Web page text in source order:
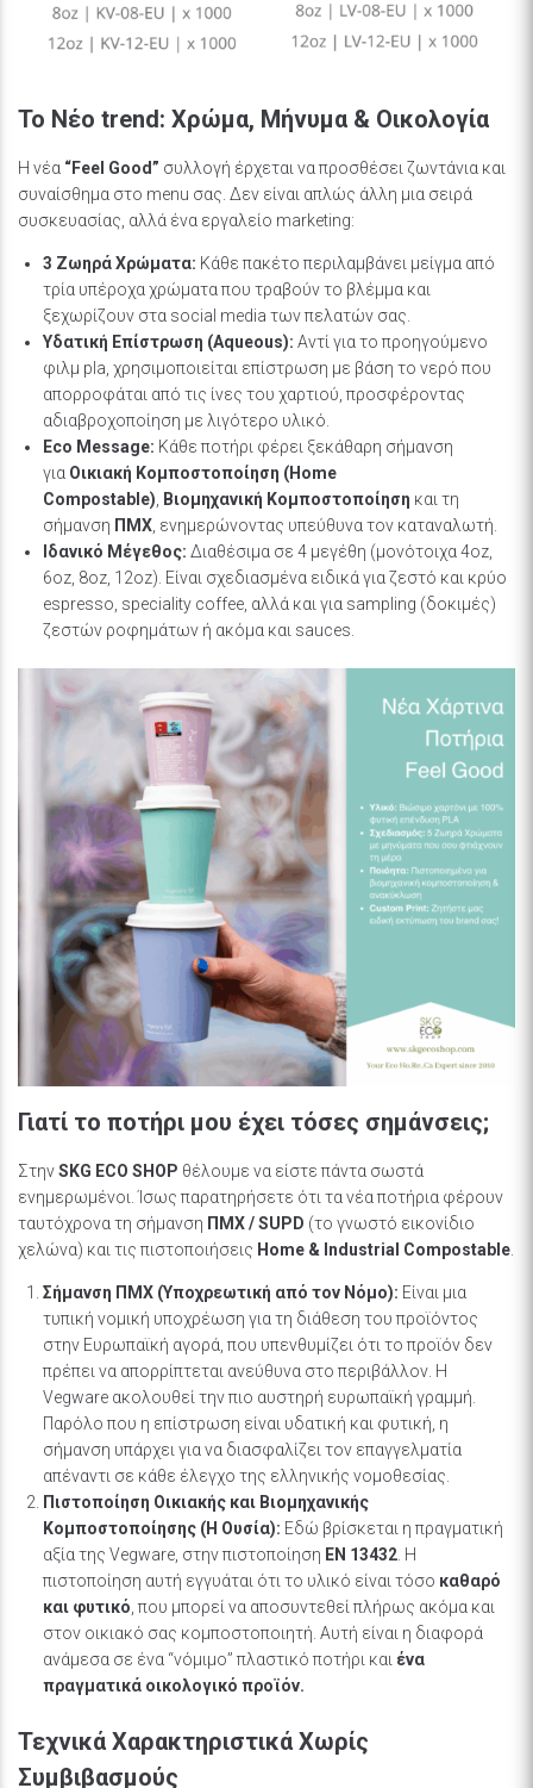
Το Νέο trend: Χρώμα, Μήνυμα & Οικολογία
Η νέα “Feel Good” συλλογή έρχεται να προσθέσει ζωντάνια και
συναίσθημα στο menu σας. Δεν είναι απλώς άλλη μια σειρά
συσκευασίας, αλλά ένα εργαλείο marketing:
3 Ζωηρά Χρώματα: Κάθε πακέτο περιλαμβάνει μείγμα από
τρία υπέροχα χρώματα που τραβούν το βλέμμα και
ξεχωρίζουν στα social media των πελατών σας.
Υδατική Επίστρωση (Aqueous): Αντί για το προηγούμενο
φιλμ pla, χρησιμοποιείται επίστρωση με βάση το νερό που
απορροφάται από τις ίνες του χαρτιού, προσφέροντας
αδιαβροχοποίηση με λιγότερο υλικό.
Eco Message: Κάθε ποτήρι φέρει ξεκάθαρη σήμανση
για Οικιακή Κομποστοποίηση (Home
Compostable), Βιομηχανική Κομποστοποίηση και τη
σήμανση ΠΜΧ, ενημερώνοντας υπεύθυνα τον καταναλωτή.
Ιδανικό Μέγεθος: Διαθέσιμα σε 4 μεγέθη (μονότοιχα 4oz,
6oz, 8oz, 12oz). Είναι σχεδιασμένα ειδικά για ζεστό και κρύο
espresso, speciality coffee, αλλά και για sampling (δοκιμές)
ζεστών ροφημάτων ή ακόμα και sauces.
Γιατί το ποτήρι μου έχει τόσες σημάνσεις;
ΣτηνSKG ECO SHOP θέλουμε να είστε πάντα σωστά
ενημερωμένοι. Ίσως παρατηρήσετε ότι τα νέα ποτήρια φέρουν
ταυτόχρονα τη σήμανση ΠΜΧ / SUPD (το γνωστό εικονίδιο
χελώνα) και τις πιστοποιήσεις Home & Industrial Compostable
Σήμανση ΠΜΧ (Υποχρεωτική από τον Νόμο): Είναι μια
τυπική νομική υποχρέωση για τη διάθεση του προϊόντος
στην Ευρωπαϊκή αγορά, που υπενθυμίζει ότι το προϊόν δεν
πρέπει να απορρίπτεται ανεύθυνα στο περιβάλλον. Η
Vegware ακολουθεί την πιο αυστηρή ευρωπαϊκή γραμμή.
Παρόλο που η επίστρωση είναι υδατική και φυτική, η
σήμανση υπάρχει για να διασφαλίζει τον επαγγελματία
απέναντι σε κάθε έλεγχο της ελληνικής νομοθεσίας.
Πιστοποίηση Οικιακής και Βιομηχανικής
Κομποστοποίησης (Η Ουσία): Εδώ βρίσκεται η πραγματική
αξία της Vegware, στην πιστοποίηση EN 13432 . Η
πιστοποίηση αυτή εγγυάται ότι το υλικό είναι τόσο καθαρό
και φυτικό , που μπορεί να αποσυντεθεί πλήρως ακόμα και
στον οικιακό σας κομποστοποιητή. Αυτή είναι η διαφορά
ανάμεσα σε ένα “νόμιμο” πλαστικό ποτήρι και ένα
πραγματικά οικολογικό προϊόν.
Τεχνικά Χαρακτηριστικά Χωρίς
Συμβιβασμούς